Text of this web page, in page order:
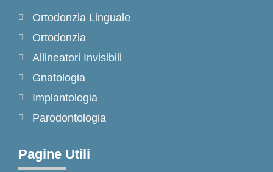
o
k
-
f
r
a
m
Ortodonzia Linguale
Ortodonzia
Allineatori Invisibili
Gnatologia
Implantologia
Parodontologia
Pagine Utili